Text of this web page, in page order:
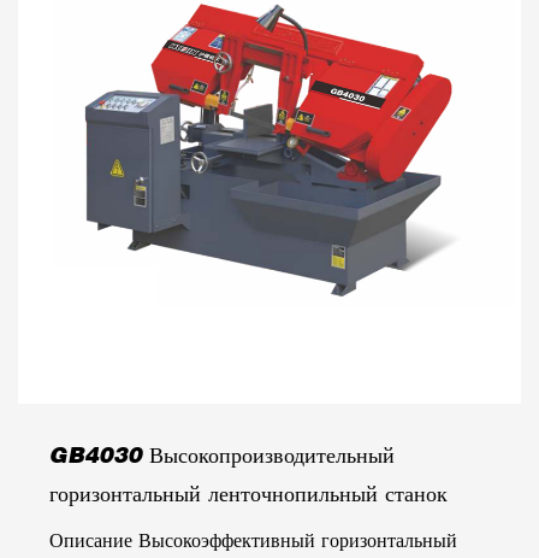
GB4030 Высокопроизводительный
горизонтальный ленточнопильный станок
Описание Высокоэффективный горизонтальный